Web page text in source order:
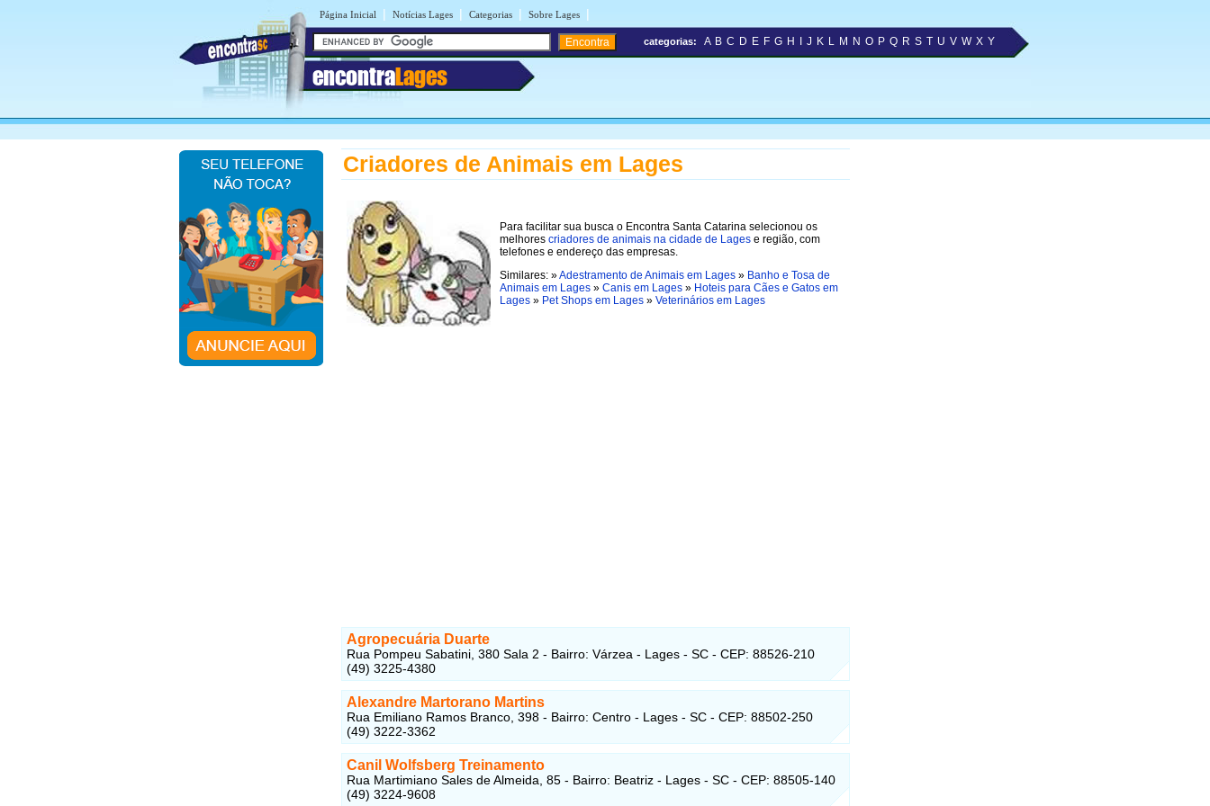
Página Inicial | Notícias Lages | Categorias | Sobre Lages |
encontraLages
categorias: A B C D E F G H J K L M N O P Q R S T U V W X Y
Criadores de Animais em Lages
Para facilitar sua busca o Encontra Santa Catarina selecionou os
melhores criadores de animais na cidade de Lages e região, com
telefones e endereço das empresas.
Similares: »Adestramento de Animais em Lages » Banho e Tosa de
Animais em Lages » Canis em Lages » Hoteis para Cães e Gatos em
Lages » Pet Shops em Lages » Veterinários em Lages
Agropecuária Duarte
Rua Pompeu Sabatini, 380 Sala 2 - Bairro: Várzea - Lages - SC - CEP: 88526-210
(49) 3225-4380
Alexandre Martorano Martins
Rua Emiliano Ramos Branco, 398 - Bairro: Centro - Lages - SC - CEP: 88502-250
(49) 3222-3362
Canil Wolfsberg Treinamento
Rua Martimiano Sales de Almeida, 85 - Bairro: Beatriz - Lages - SC - CEP: 88505-140
(49) 3224-9608